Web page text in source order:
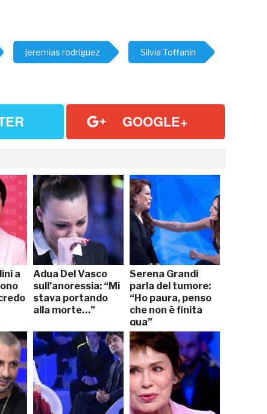
jeremias rodriguez Silvia Toffanin
GOOGLE+
a
Adua Del Vasco
sull’anoressia: “Mi
stava portando
alla morte…”
Serena Grandi
parla del tumore:
“Ho paura, penso
che non è finita
qua”